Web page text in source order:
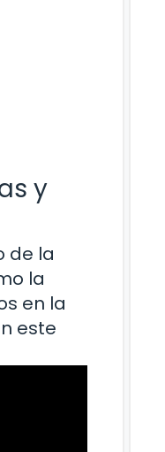
y
de la
la
en la
este